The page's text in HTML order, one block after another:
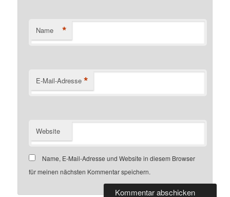
Name *
E-Mail-Adresse *
Website
Name, E-Mail-Adresse und Website in diesem Browser
für meinen nächsten Kommentar speichern.